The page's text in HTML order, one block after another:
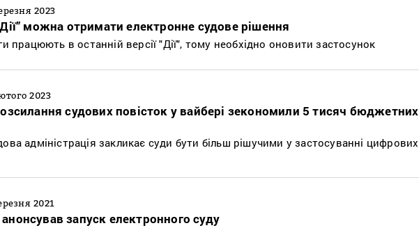
2023
можна отримати електронне судове рішення
працюють в останній версії "Дії", тому необхідно оновити застосунок
2023
судових повісток у вайбері зекономили 5 тисяч бюджетних
адміністрація закликає суди бути більш рішучими у застосуванні цифрових
2021
запуск електронного суду